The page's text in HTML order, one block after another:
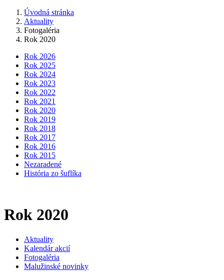
Úvodná stránka
Aktuality
Fotogaléria
Rok 2020
Rok 2026
Rok 2025
Rok 2024
Rok 2023
Rok 2022
Rok 2021
Rok 2020
Rok 2019
Rok 2018
Rok 2017
Rok 2016
Rok 2015
Nezaradené
História zo šuflíka
Rok 2020
Aktuality
Kalendár akcií
Fotogaléria
Malužinské novinky